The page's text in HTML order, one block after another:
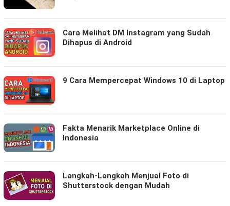
Cara Melihat DM Instagram yang Sudah
Dihapus di Android
9 Cara Mempercepat Windows 10 di Laptop
Fakta Menarik Marketplace Online di
Indonesia
Langkah-Langkah Menjual Foto di
Shutterstock dengan Mudah